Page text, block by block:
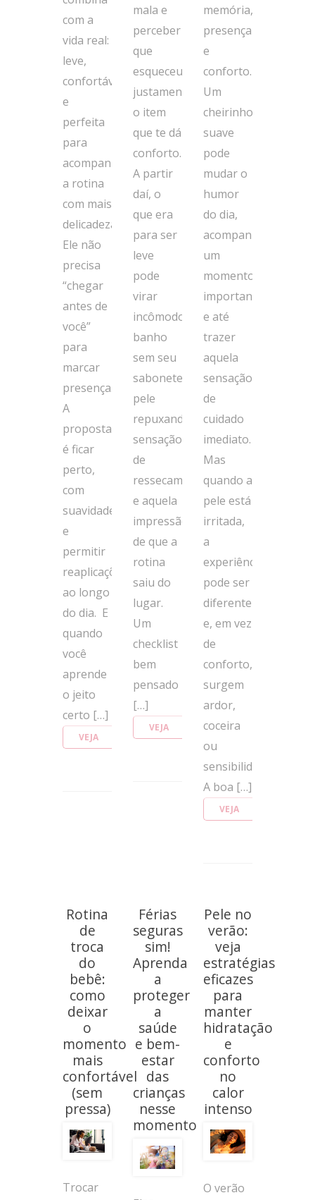
com a
vida real:
leve,
confortável
e
perfeita
para
acompanhar
a rotina
com mais
delicadeza.
Ele não
precisa
“chegar
antes de
você”
para
marcar
presença.
A
proposta
é ficar
perto,
com
suavidade,
e
permitir
reaplicações
ao longo
do dia. E
quando
você
aprende
o jeito
certo […]
VEJA
mala e
perceber
que
esqueceu
justamente
o item
que te dá
conforto.
A partir
daí, o
que era
para ser
leve
pode
virar
incômodo:
banho
sem seu
sabonete,
pele
repuxando,
sensação
de
ressecamento
e aquela
impressão
de que a
rotina
saiu do
lugar.
Um
checklist
bem
pensado
[…]
VEJA
memória,
presença
e
conforto.
Um
cheirinho
suave
pode
mudar o
humor
do dia,
acompanhar
um
momento
importante
e até
trazer
aquela
sensação
de
cuidado
imediato.
Mas
quando a
pele está
irritada,
a
experiência
pode ser
diferente
e, em vez
de
conforto,
surgem
ardor,
coceira
ou
sensibilidade.
A boa […]
VEJA
Rotina
de
troca
do
bebê:
como
deixar
o
momento
mais
confortável
(sem
pressa)
Trocar
Férias
seguras
sim!
Aprenda
a
proteger
a
saúde
e bem-
estar
das
crianças
nesse
momento
Pele no
verão:
veja
estratégias
eficazes
para
manter
hidratação
e
conforto
no
calor
intenso
O verão